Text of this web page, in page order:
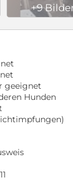
+9
geeignet
Hunden